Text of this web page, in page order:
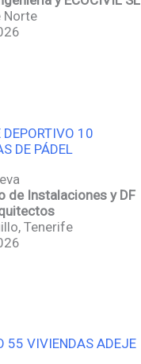
Norte
DEPORTIVO 10
DE PÁDEL
de Instalaciones y DF
Tenerife
55 VIVIENDAS ADEJE